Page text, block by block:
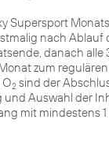
Supersport
nach Ablauf
danach
zum
2 sind der
Auswahl der
mit mindestens